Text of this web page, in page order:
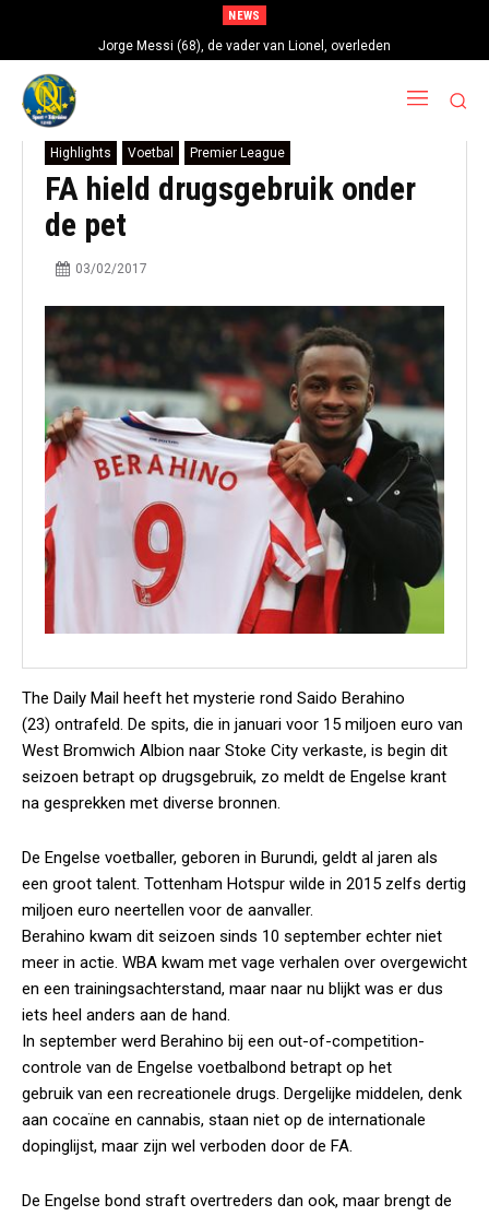
NEWS
Jorge Messi (68), de vader van Lionel, overleden
Highlights Voetbal Premier League
FA hield drugsgebruik onder
de pet
03/02/2017
The Daily Mail heeft het mysterie rond Saido Berahino
(23) ontrafeld. De spits, die in januari voor 15 miljoen euro van
West Bromwich Albion naar Stoke City verkaste, is begin dit
seizoen betrapt op drugsgebruik, zo meldt de Engelse krant
na gesprekken met diverse bronnen.
De Engelse voetballer, geboren in Burundi, geldt al jaren als
een groot talent. Tottenham Hotspur wilde in 2015 zelfs dertig
miljoen euro neertellen voor de aanvaller.
Berahino kwam dit seizoen sinds 10 september echter niet
meer in actie. WBA kwam met vage verhalen over overgewicht
en een trainingsachterstand, maar naar nu blijkt was er dus
iets heel anders aan de hand.
In september werd Berahino bij een out-of-competition-
controle van de Engelse voetbalbond betrapt op het
gebruik van een recreationele drugs. Dergelijke middelen, denk
aan cocaïne en cannabis, staan niet op de internationale
dopinglijst, maar zijn wel verboden door de FA.
De Engelse bond straft overtreders dan ook, maar brengt de